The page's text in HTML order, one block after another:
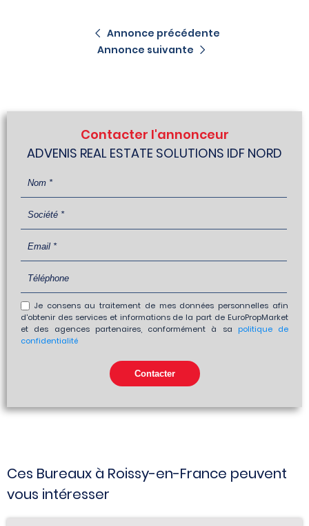
Annonce précédente
Annonce suivante
Contacter l'annonceur
ADVENIS REAL ESTATE SOLUTIONS IDF NORD
Je consens au traitement de mes données personnelles afin
d'obtenir des services et informations de la part de EuroPropMarket
et des agences partenaires, conformément à sa politique de
confidentialité
Ces Bureaux à Roissy-en-France peuvent
vous intéresser